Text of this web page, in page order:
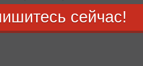
сейчас!